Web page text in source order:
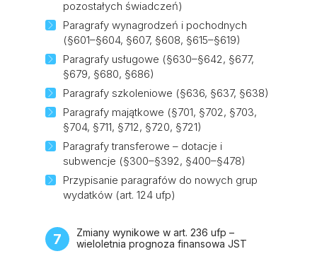
pozostałych świadczeń)
Paragrafy wynagrodzeń i pochodnych
(§601–§604, §607, §608, §615–§619)
Paragrafy usługowe (§630–§642, §677,
§679, §680, §686)
Paragrafy szkoleniowe (§636, §637, §638)
Paragrafy majątkowe (§701, §702, §703,
§704, §711, §712, §720, §721)
Paragrafy transferowe – dotacje i
subwencje (§300–§392, §400–§478)
Przypisanie paragrafów do nowych grup
wydatków (art. 124 ufp)
7
Zmiany wynikowe w art. 236 ufp –
wieloletnia prognoza finansowa JST